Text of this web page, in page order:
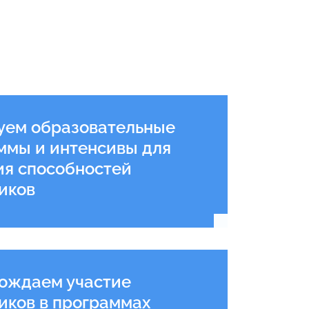
Подробнее
образовательные
и интенсивы для
способностей
участие
в программах